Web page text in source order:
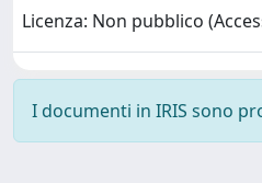
Licenza: Non pubblico
I documenti in IRIS sono